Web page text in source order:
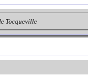
Tocqueville